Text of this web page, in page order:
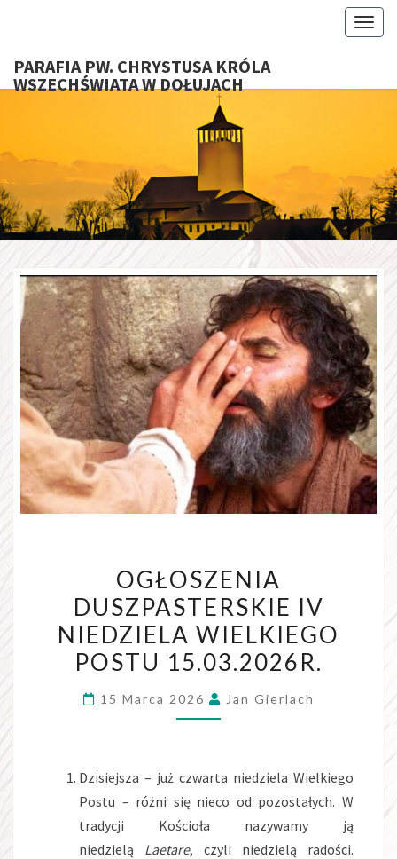
PARAFIA PW. CHRYSTUSA KRÓLA
WSZECHŚWIATA W DOŁUJACH
W
OGŁOSZENIA
DUSZPASTERSKIE IV
NIEDZIELA WIELKIEGO
POSTU 15.03.2026R.
15 Marca 2026 Jan Gierlach
Dzisiejsza – już czwarta niedziela Wielkiego
Postu – różni się nieco od pozostałych. W
tradycji Kościoła nazywamy ją
niedzielą Laetare, czyli niedzielą radości.